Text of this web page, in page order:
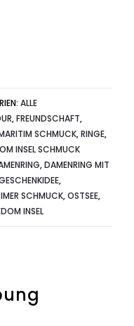
ALLE
,FREUNDSCHAFT,
SCHMUCK,RINGE,
INSEL SCHMUCK
,DAMENRING MIT
,
SCHMUCK,OSTSEE,
INSEL